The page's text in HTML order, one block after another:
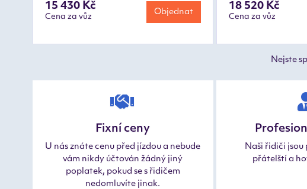
15 430 Kč
Cena za vůz
Objednat
18 520 Kč
Cena za vůz
Nejste
Fixní ceny
U nás znáte cenu před jízdou a nebude
vám nikdy účtován žádný jiný
poplatek, pokud se s řidičem
nedomluvíte jinak.
Naši řidiči
přátelští a